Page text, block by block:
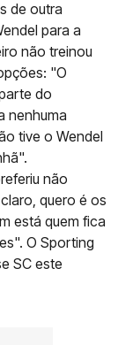
de outra
para a
não treinou
"O
do
nenhuma
tive o Wendel
não
quero é os
está quem fica
O Sporting
SC este